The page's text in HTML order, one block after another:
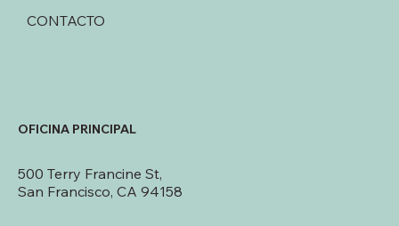
CONTACTO
OFICINA PRINCIPAL
500 Terry Francine St,
San Francisco, CA 94158